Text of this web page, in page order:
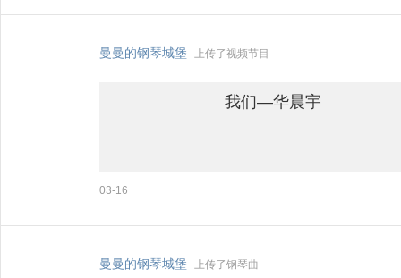
曼曼的钢琴城堡 上传了视频节目
我们—华晨宇
03-16
曼曼的钢琴城堡 上传了钢琴曲